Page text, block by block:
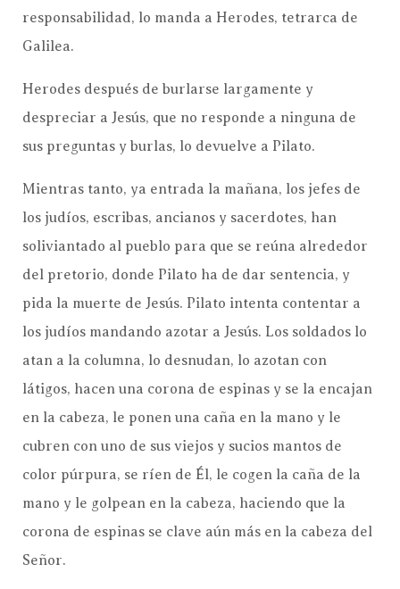
responsabilidad, lo manda a Herodes, tetrarca de
Galilea.
Herodes después de burlarse largamente y
despreciar a Jesús, que no responde a ninguna de
sus preguntas y burlas, lo devuelve a Pilato.
Mientras tanto, ya entrada la mañana, los jefes de
los judíos, escribas, ancianos y sacerdotes, han
soliviantado al pueblo para que se reúna alrededor
del pretorio, donde Pilato ha de dar sentencia, y
pida la muerte de Jesús. Pilato intenta contentar a
los judíos mandando azotar a Jesús. Los soldados lo
atan a la columna, lo desnudan, lo azotan con
látigos, hacen una corona de espinas y se la encajan
en la cabeza, le ponen una caña en la mano y le
cubren con uno de sus viejos y sucios mantos de
color púrpura, se ríen de Él, le cogen la caña de la
mano y le golpean en la cabeza, haciendo que la
corona de espinas se clave aún más en la cabeza del
Señor.